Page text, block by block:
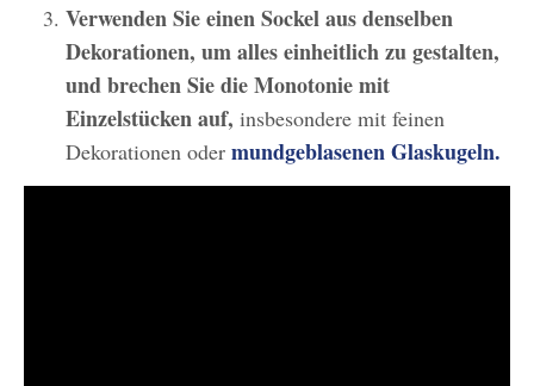
Verwenden Sie einen Sockel aus denselben
Dekorationen, um alles einheitlich zu gestalten,
und brechen Sie die Monotonie mit
Einzelstücken auf, insbesondere mit feinen
Dekorationen oder mundgeblasenen Glaskugeln.